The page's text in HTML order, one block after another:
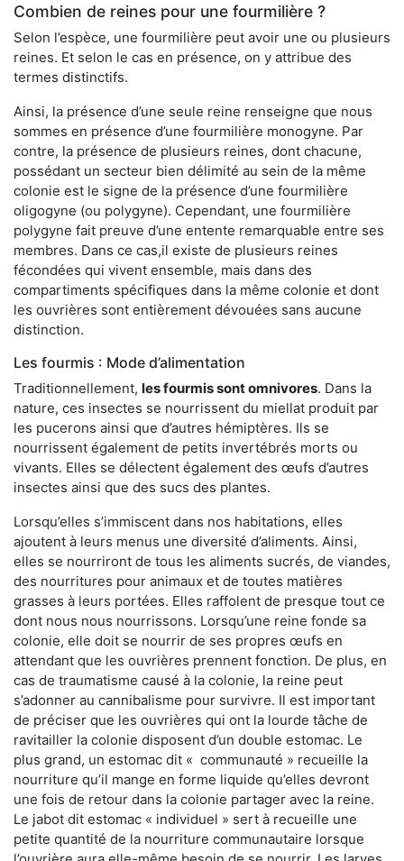
Combien de reines pour une fourmilière ?
Selon l’espèce, une fourmilière peut avoir une ou plusieurs
reines. Et selon le cas en présence, on y attribue des
termes distinctifs.
Ainsi, la présence d’une seule reine renseigne que nous
sommes en présence d’une fourmilière monogyne. Par
contre, la présence de plusieurs reines, dont chacune,
possédant un secteur bien délimité au sein de la même
colonie est le signe de la présence d’une fourmilière
oligogyne (ou polygyne). Cependant, une fourmilière
polygyne fait preuve d’une entente remarquable entre ses
membres. Dans ce cas,il existe de plusieurs reines
fécondées qui vivent ensemble, mais dans des
compartiments spécifiques dans la même colonie et dont
les ouvrières sont entièrement dévouées sans aucune
distinction.
Les fourmis : Mode d’alimentation
Traditionnellement, les fourmis sont omnivores. Dans la
nature, ces insectes se nourrissent du miellat produit par
les pucerons ainsi que d’autres hémiptères. Ils se
nourrissent également de petits invertébrés morts ou
vivants. Elles se délectent également des œufs d’autres
insectes ainsi que des sucs des plantes.
Lorsqu’elles s’immiscent dans nos habitations, elles
ajoutent à leurs menus une diversité d’aliments. Ainsi,
elles se nourriront de tous les aliments sucrés, de viandes,
des nourritures pour animaux et de toutes matières
grasses à leurs portées. Elles raffolent de presque tout ce
dont nous nous nourrissons. Lorsqu’une reine fonde sa
colonie, elle doit se nourrir de ses propres œufs en
attendant que les ouvrières prennent fonction. De plus, en
cas de traumatisme causé à la colonie, la reine peut
s’adonner au cannibalisme pour survivre. Il est important
de préciser que les ouvrières qui ont la lourde tâche de
ravitailler la colonie disposent d’un double estomac. Le
plus grand, un estomac dit « communauté » recueille la
nourriture qu’il mange en forme liquide qu’elles devront
une fois de retour dans la colonie partager avec la reine.
Le jabot dit estomac « individuel » sert à recueille une
petite quantité de la nourriture communautaire lorsque